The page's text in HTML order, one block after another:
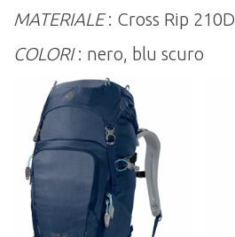
MATERIALE: Cross Rip 210D
COLORI: nero, blu scuro